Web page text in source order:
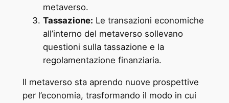
metaverso.
Tassazione: Le transazioni economiche
all’interno del metaverso sollevano
questioni sulla tassazione e la
regolamentazione finanziaria.
Il metaverso sta aprendo nuove prospettive
per l’economia, trasformando il modo in cui